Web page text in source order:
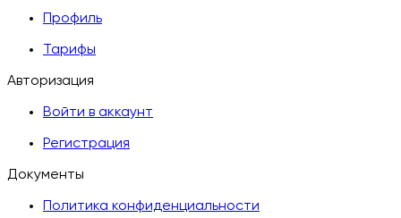
Профиль
Тарифы
Авторизация
Войти в аккаунт
Регистрация
Документы
Политика конфиденциальности